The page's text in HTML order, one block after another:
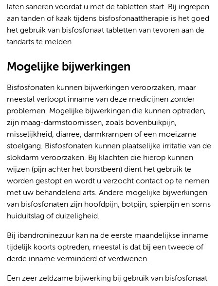
laten saneren voordat u met de tabletten start. Bij ingrepen
aan tanden of kaak tijdens bisfosfonaattherapie is het goed
het gebruik van bisfosfonaat tabletten van tevoren aan de
tandarts te melden.
Mogelijke bijwerkingen
Bisfosfonaten kunnen bijwerkingen veroorzaken, maar
meestal verloopt inname van deze medicijnen zonder
problemen. Mogelijke bijwerkingen die kunnen optreden,
zijn maag-darmstoornissen, zoals bovenbuikpijn,
misselijkheid, diarree, darmkrampen of een moeizame
stoelgang. Bisfosfonaten kunnen plaatselijke irritatie van de
slokdarm veroorzaken. Bij klachten die hierop kunnen
wijzen (pijn achter het borstbeen) dient het gebruik te
worden gestopt en wordt u verzocht contact op te nemen
met uw behandelend arts. Andere mogelijke bijwerkingen
van bisfosfonaten zijn hoofdpijn, botpijn, spierpijn en soms
huiduitslag of duizeligheid.
Bij ibandroninezuur kan na de eerste maandelijkse inname
tijdelijk koorts optreden, meestal is dat bij een tweede of
derde inname verminderd of verdwenen.
Een zeer zeldzame bijwerking bij gebruik van bisfosfonaat